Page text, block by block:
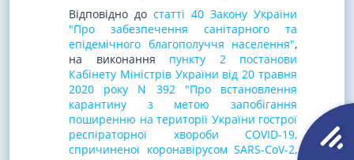
Відповідно до статті 40 Закону України
"Про забезпечення санітарного та
епідемічного благополуччя населення",
на виконання пункту 2 постанови
Кабінету Міністрів України від 20 травня
2020 року N 392 "Про встановлення
карантину з метою запобігання
поширенню на території України гострої
респіраторної хвороби COVID-19,
спричиненої коронавірусом SARS-CoV-2,